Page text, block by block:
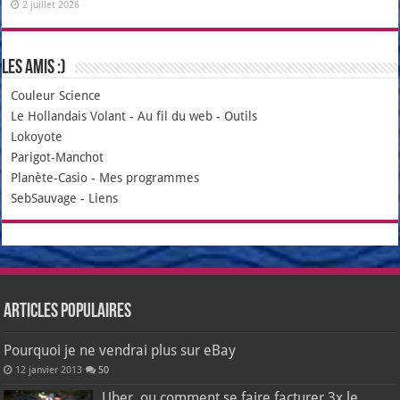
2 juillet 2026
Les amis :)
Couleur Science
Le Hollandais Volant -Au fil du web - Outils
Lokoyote
Parigot-Manchot
Planète-Casio - Mes programmes
SebSauvage - Liens
Articles populaires
Pourquoi je ne vendrai plus sur eBay
12 janvier 2013 50